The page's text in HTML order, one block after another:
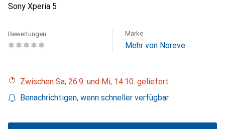
Sony Xperia 5
Bewertungen Marke
Mehr von Noreve
Zwischen Sa, 26.9. und Mi, 14.10. geliefert
Benachrichtigen, wenn schneller verfügbar